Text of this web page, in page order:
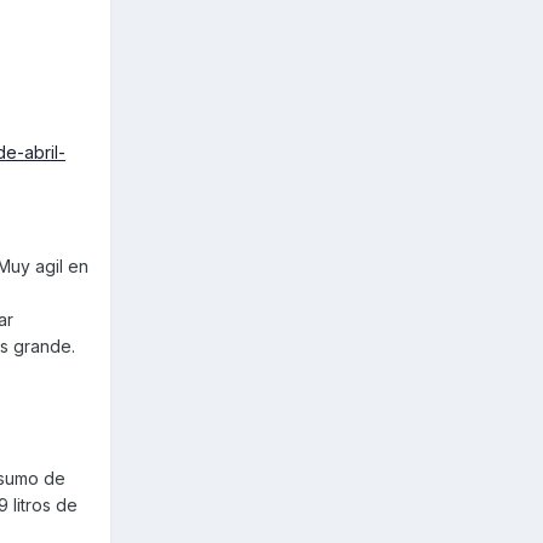
abril-
agil en
grande.
de
litros de